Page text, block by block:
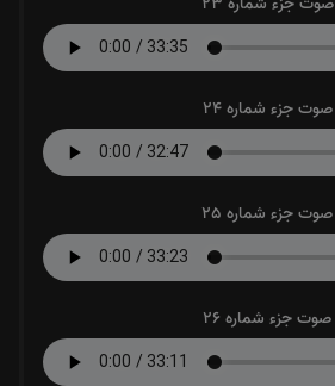
صوت جزء شماره 24
صوت جزء شماره 25
صوت جزء شماره 26